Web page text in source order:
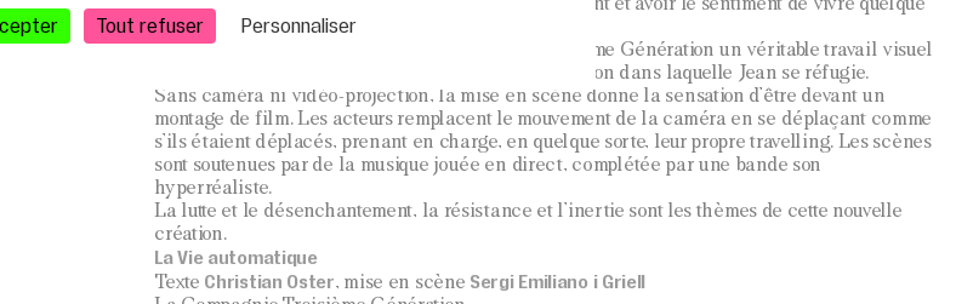
chose, ce personnage se réfugie dans la fiction.
La matière du livre a inspiré à la compagnie Troisième Génération un véritable travail visuel
et sonore qui amène le spectateur à percevoir la fiction dans laquelle Jean se réfugie.
Sans caméra ni vidéo-projection, la mise en scène donne la sensation d’être devant un
montage de film. Les acteurs remplacent le mouvement de la caméra en se déplaçant comme
s’ils étaient déplacés, prenant en charge, en quelque sorte, leur propre travelling. Les scènes
sont soutenues par de la musique jouée en direct, complétée par une bande son
hyperréaliste.
La lutte et le désenchantement, la résistance et l’inertie sont les thèmes de cette nouvelle
création.
La Vie automatique
Texte Christian Oster, mise en scène Sergi Emiliano i Griell
Tout refuser Personnaliser